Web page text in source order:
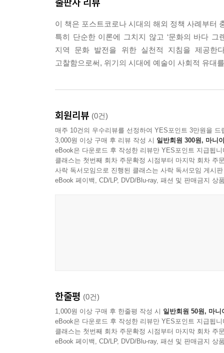
이 책은 포스트코로나 시대의 해외 정책 사례부터
특히 단순한 이론에 그치지 않고 ‘문화의 바다 그
지역 문화 발전을 위한 실천적 지침을 제공한
고찰함으로써, 위기의 시대에 예술이 사회적 유대
회원리뷰 (0건)
매주 10건의 우수리뷰를 선정하여 YES포인트 3만원을 드
3,000원 이상 구매 후 리뷰 작성 시 일반회원 300원, 마니
eBook은 다운로드 후 작성한 리뷰만 YES포인트 지급됩니
클래스는 첫번째 회차 주문확정 시점부터 마지막 회차 주
사락 독서모임으로 진행된 클래스는 사락 독서모임 게시
eBook 페이백, CD/LP, DVD/Blu-ray, 패션 및 판매금지 상
한줄평 (0건)
1,000원 이상 구매 후 한줄평 작성 시 일반회원 50원, 마니
eBook은 다운로드 후 작성한 리뷰만 YES포인트 지급됩니
클래스는 첫번째 회차 주문확정 시점부터 마지막 회차 주
eBook 페이백, CD/LP, DVD/Blu-ray, 패션 및 판매금지 상